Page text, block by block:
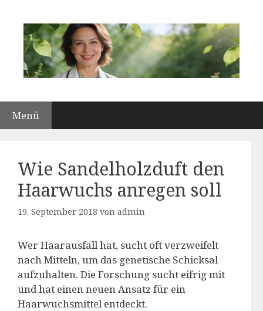
Inhalt
springen
Menü
Wie Sandelholzduft den
Haarwuchs anregen soll
19. September 2018 von admin
Wer Haarausfall hat, sucht oft verzweifelt
nach Mitteln, um das genetische Schicksal
aufzuhalten. Die Forschung sucht eifrig mit
und hat einen neuen Ansatz für ein
Haarwuchsmittel entdeckt.